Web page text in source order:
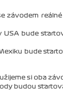
závodem
bude
bude
si oba
budou